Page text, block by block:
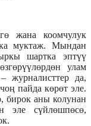
жана коомчулук
муктаж. Мындан
шартка эптүү
улам
журналисттер да,
пайда көрөт эле.
бирок аны колунан
эле сүйлөшпөсө,